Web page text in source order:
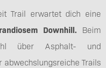
Trail erwartet dich eine
Downhill. Beim
über Asphalt- und
Trails